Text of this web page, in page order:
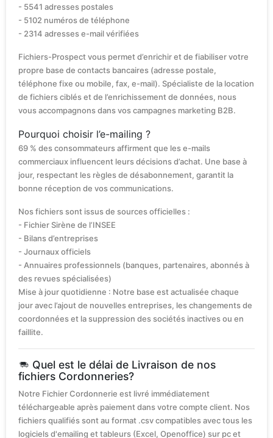
- 5541 adresses postales
- 5102 numéros de téléphone
- 2314 adresses e-mail vérifiées
Fichiers-Prospect vous permet d’enrichir et de fiabiliser votre
propre base de contacts bancaires (adresse postale,
téléphone fixe ou mobile, fax, e-mail). Spécialiste de la location
de fichiers ciblés et de l’enrichissement de données, nous
vous accompagnons dans vos campagnes marketing B2B.
Pourquoi choisir l’e-mailing ?
69 % des consommateurs affirment que les e-mails
commerciaux influencent leurs décisions d’achat. Une base à
jour, respectant les règles de désabonnement, garantit la
bonne réception de vos communications.
Nos fichiers sont issus de sources officielles :
- Fichier Sirène de l’INSEE
- Bilans d’entreprises
- Journaux officiels
- Annuaires professionnels (banques, partenaires, abonnés à
des revues spécialisées)
Mise à jour quotidienne : Notre base est actualisée chaque
jour avec l’ajout de nouvelles entreprises, les changements de
coordonnées et la suppression des sociétés inactives ou en
faillite.
Quel est le délai de Livraison de nos
fichiers Cordonneries?
Notre Fichier Cordonnerie est livré immédiatement
téléchargeable après paiement dans votre compte client. Nos
fichiers qualifiés sont au format .csv compatibles avec tous les
logiciels d'emailing et tableurs (Excel, Openoffice) sur pc et